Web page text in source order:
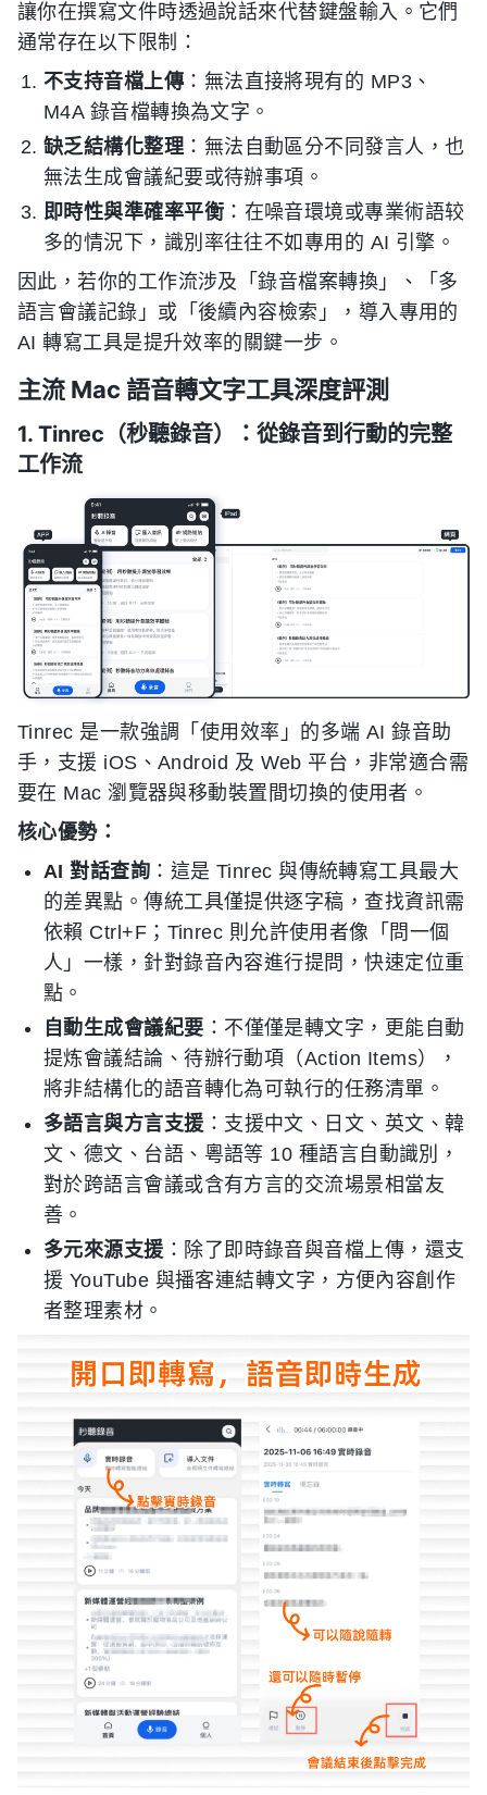
讓你在撰寫文件時透過說話來代替鍵盤輸入。它們
通常存在以下限制：
不支持音檔上傳 ：無法直接將現有的 MP3、
M4A 錄音檔轉換為文字。
缺乏結構化整理：無法自動區分不同發言人，也
無法生成會議紀要或待辦事項。
即時性與準確率平衡 ：在噪音環境或專業術語较
多的情況下，識別率往往不如專用的 AI 引擎。
因此，若你的工作流涉及「錄音檔案轉換」、「多
語言會議記錄」或「後續內容檢索」，導入專用的
AI 轉寫工具是提升效率的關鍵一步。
主流 Mac 語音轉文字工具深度評測
1. Tinrec（秒聽錄音）：從錄音到行動的完整
工作流
Tinrec 是一款強調「使用效率」的多端 AI 錄音助
手，支援 iOS、Android 及 Web 平台，非常適合需
要在 Mac 瀏覽器與移動裝置間切換的使用者。
核心優勢：
AI 對話查詢 ：這是 Tinrec 與傳統轉寫工具最大
的差異點。傳統工具僅提供逐字稿，查找資訊需
依賴 Ctrl+F；Tinrec 則允許使用者像「問一個
人」一樣，針對錄音內容進行提問，快速定位重
點。
自動生成會議紀要 ：不僅僅是轉文字，更能自動
提炼會議結論、待辦行動項（Action Items），
將非結構化的語音轉化為可執行的任務清單。
多語言與方言支援 ：支援中文、日文、英文、韓
文、德文、台語、粵語等 10 種語言自動識別，
對於跨語言會議或含有方言的交流場景相當友
善。
多元來源支援 ：除了即時錄音與音檔上傳，還支
援 YouTube 與播客連結轉文字，方便內容創作
者整理素材。